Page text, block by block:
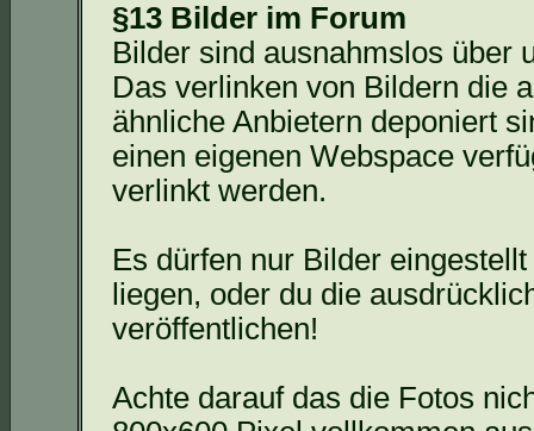
§13 Bilder im Forum
Bilder sind ausnahmslos über
Das verlinken von Bildern die
ähnliche Anbietern deponiert
einen eigenen Webspace
verlinkt werden.
Es dürfen nur Bilder
liegen, oder du die
veröffentlichen!
Achte darauf das die Fotos